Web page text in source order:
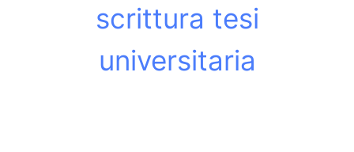
scrittura tesi
universitaria